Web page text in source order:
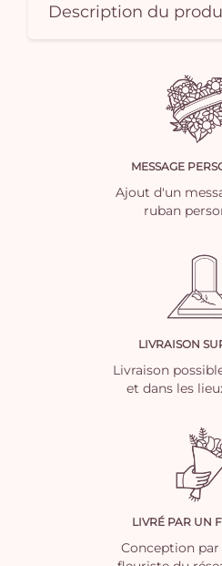
Description du
MESSAGE
Ajout d'un
ruban
LIVRAISON
Livraison
et dans les
LIVRÉ PAR UN
Conception